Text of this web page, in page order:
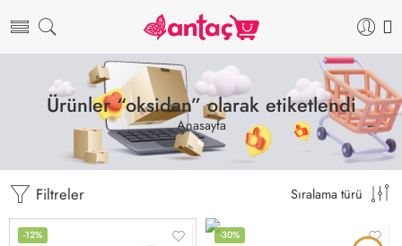
Ürünler “oksidan” olarak etiketlendi
Anasayfa
Filtreler Sıralama türü
-12% -30%